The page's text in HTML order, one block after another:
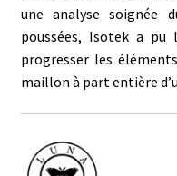
une analyse soignée
poussées, Isotek a
progresser les
maillon à part entière